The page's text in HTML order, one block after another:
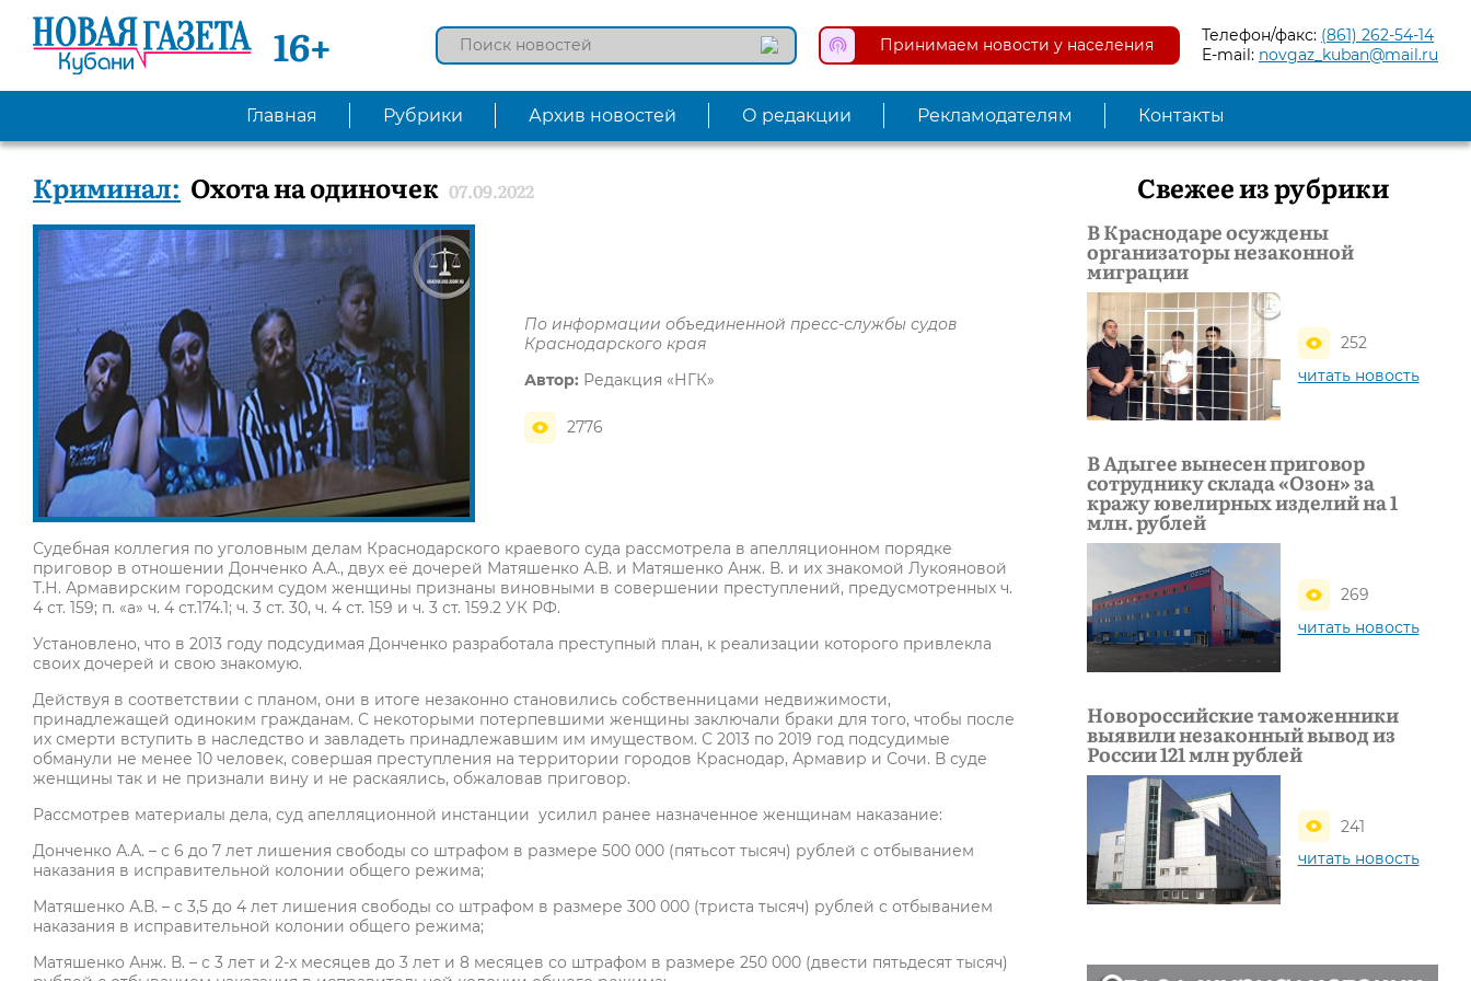
16+ Принимаем новости у населения Телефон/факс: (861) 262-54-14
E-mail: novgaz_kuban@mail.ru
Главная Рубрики Архив новостей О редакции Рекламодателям Контакты
Криминал: Охота на одиночек 07.09.2022
По информации объединенной пресс-службы судов
Краснодарского края
Автор: Редакция «НГК»
2776
Судебная коллегия по уголовным делам Краснодарского краевого суда рассмотрела в апелляционном порядке
приговор в отношении Донченко А.А., двух её дочерей Матяшенко А.В. и Матяшенко Анж. В. и их знакомой Лукояновой
Т.Н. Армавирским городским судом женщины признаны виновными в совершении преступлений, предусмотренных ч.
4 ст. 159; п. «а» ч. 4 ст.174.1; ч. 3 ст. 30, ч. 4 ст. 159 и ч. 3 ст. 159.2 УК РФ.
Установлено, что в 2013 году подсудимая Донченко разработала преступный план, к реализации которого привлекла
своих дочерей и свою знакомую.
Действуя в соответствии с планом, они в итоге незаконно становились собственницами недвижимости,
принадлежащей одиноким гражданам. С некоторыми потерпевшими женщины заключали браки для того, чтобы после
их смерти вступить в наследство и завладеть принадлежавшим им имуществом. С 2013 по 2019 год подсудимые
обманули не менее 10 человек, совершая преступления на территории городов Краснодар, Армавир и Сочи. В суде
женщины так и не признали вину и не раскаялись, обжаловав приговор.
Рассмотрев материалы дела, суд апелляционной инстанции усилил ранее назначенное женщинам наказание:
Донченко А.А. – с 6 до 7 лет лишения свободы со штрафом в размере 500 000 (пятьсот тысяч) рублей с отбыванием
наказания в исправительной колонии общего режима;
Матяшенко А.В. – с 3,5 до 4 лет лишения свободы со штрафом в размере 300 000 (триста тысяч) рублей с отбыванием
наказания в исправительной колонии общего режима;
Матяшенко Анж. В. – с 3 лет и 2-х месяцев до 3 лет и 8 месяцев со штрафом в размере 250 000 (двести пятьдесят тысяч)
Свежее из рубрики
В Краснодаре осуждены
организаторы незаконной
миграции
252
читать новость
В Адыгее вынесен приговор
сотруднику склада «Озон» за
кражу ювелирных изделий на 1
млн. рублей
269
читать новость
Новороссийские таможенники
выявили незаконный вывод из
России 121 млн рублей
241
читать новость